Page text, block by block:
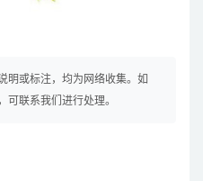
明或标注，均为网络收集。如
可联系我们进行处理。